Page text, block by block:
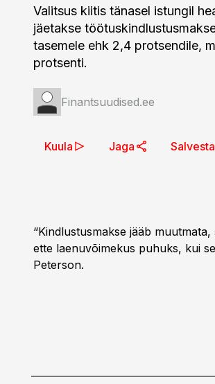
Valitsus kiitis tänasel istungil
jäetakse
tasemele ehk 2,4 protsendile,
protsenti.
Finantsuudised.ee
Kuula Jaga Salvesta
“Kindlustusmakse jääb
ette laenuvõimekus puhuks, kui
Peterson.